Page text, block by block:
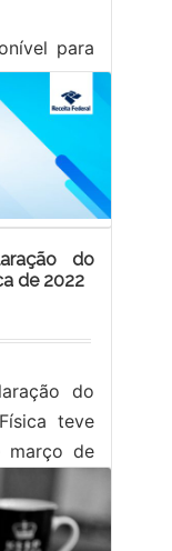
para
da
a
da
do
de 2022
do
teve
de